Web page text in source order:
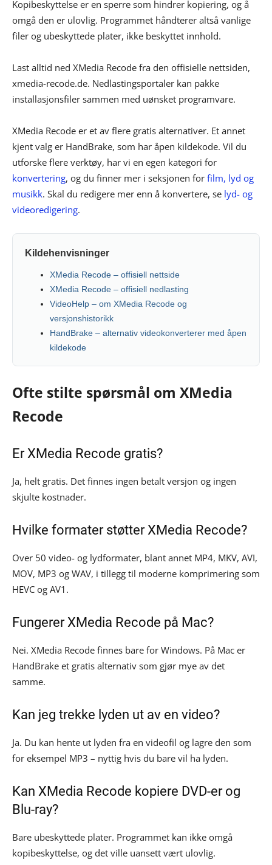
Kopibeskyttelse er en sperre som hindrer kopiering, og å
omgå den er ulovlig. Programmet håndterer altså vanlige
filer og ubeskyttede plater, ikke beskyttet innhold.
Last alltid ned XMedia Recode fra den offisielle nettsiden,
xmedia-recode.de. Nedlastingsportaler kan pakke
installasjonsfiler sammen med uønsket programvare.
XMedia Recode er et av flere gratis alternativer. Et annet
kjent valg er HandBrake, som har åpen kildekode. Vil du
utforske flere verktøy, har vi en egen kategori for
konvertering, og du finner mer i seksjonen for film, lyd og
musikk. Skal du redigere mer enn å konvertere, se lyd- og
videoredigering.
Kildehenvisninger
XMedia Recode – offisiell nettside
XMedia Recode – offisiell nedlasting
VideoHelp – om XMedia Recode og
versjonshistorikk
HandBrake – alternativ videokonverterer med åpen
kildekode
Ofte stilte spørsmål om XMedia
Recode
Er XMedia Recode gratis?
Ja, helt gratis. Det finnes ingen betalt versjon og ingen
skjulte kostnader.
Hvilke formater støtter XMedia Recode?
Over 50 video- og lydformater, blant annet MP4, MKV, AVI,
MOV, MP3 og WAV, i tillegg til moderne komprimering som
HEVC og AV1.
Fungerer XMedia Recode på Mac?
Nei. XMedia Recode finnes bare for Windows. På Mac er
HandBrake et gratis alternativ som gjør mye av det
samme.
Kan jeg trekke lyden ut av en video?
Ja. Du kan hente ut lyden fra en videofil og lagre den som
for eksempel MP3 – nyttig hvis du bare vil ha lyden.
Kan XMedia Recode kopiere DVD-er og
Blu-ray?
Bare ubeskyttede plater. Programmet kan ikke omgå
kopibeskyttelse, og det ville uansett vært ulovlig.